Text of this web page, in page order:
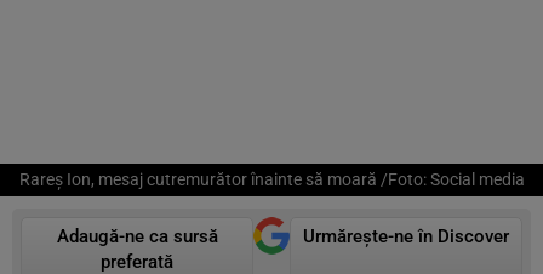
Rareș Ion, mesaj cutremurător înainte să moară /Foto: Social media
Adaugă-ne ca sursă
preferată
Urmărește-ne în Discover